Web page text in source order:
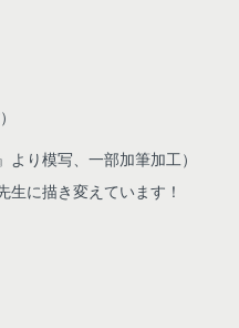
り模写、一部加筆加工）
生に描き変えています！